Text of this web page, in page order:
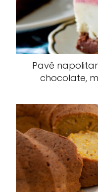
Pavê
chocolate,